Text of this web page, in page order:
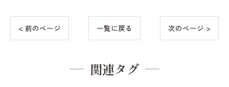
< 前のページ 一覧に戻る 次のページ >
関連タグ